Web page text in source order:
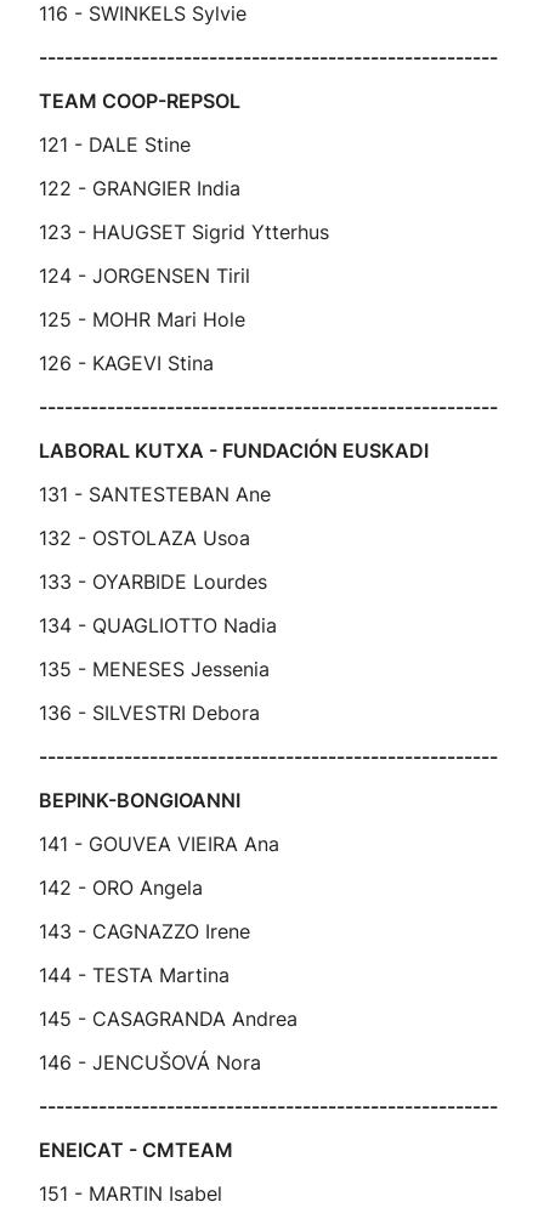
116 - SWINKELS Sylvie
------------------------------------------------------
TEAM COOP-REPSOL
121 - DALE Stine
122 - GRANGIER India
123 - HAUGSET Sigrid Ytterhus
124 - JORGENSEN Tiril
125 - MOHR Mari Hole
126 - KAGEVI Stina
------------------------------------------------------
LABORAL KUTXA - FUNDACIÓN EUSKADI
131 - SANTESTEBAN Ane
132 - OSTOLAZA Usoa
133 - OYARBIDE Lourdes
134 - QUAGLIOTTO Nadia
135 - MENESES Jessenia
136 - SILVESTRI Debora
------------------------------------------------------
BEPINK-BONGIOANNI
141 - GOUVEA VIEIRA Ana
142 - ORO Angela
143 - CAGNAZZO Irene
144 - TESTA Martina
145 - CASAGRANDA Andrea
146 - JENCUŠOVÁ Nora
------------------------------------------------------
ENEICAT - CMTEAM
151 - MARTIN Isabel